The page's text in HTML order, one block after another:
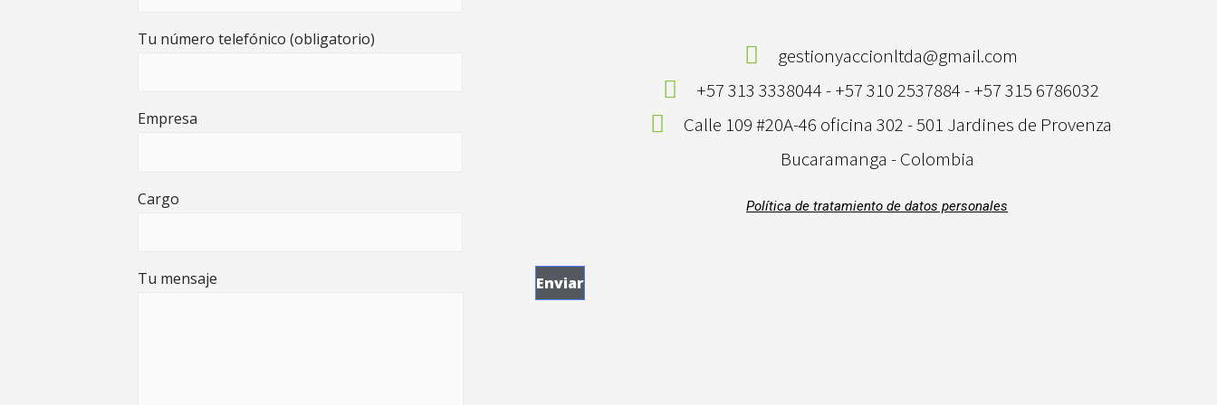
Tu número telefónico (obligatorio)
Empresa
Cargo
Tu mensaje
gestionyaccionltda@gmail.com
+57 313 3338044 - +57 310 2537884 - +57 315 6786032
Calle 109 #20A-46 oficina 302 - 501 Jardines de Provenza
Bucaramanga - Colombia
Política de tratamiento de datos personales